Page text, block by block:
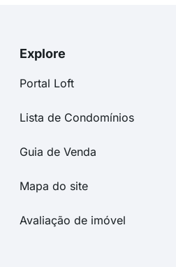
Explore
Portal Loft
Lista de Condomínios
Guia de Venda
Mapa do site
Avaliação de imóvel